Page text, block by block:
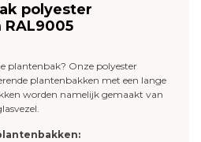
polyester
RAL9005
plantenbak? Onze polyester
plantenbakken met een lange
worden namelijk gemaakt van